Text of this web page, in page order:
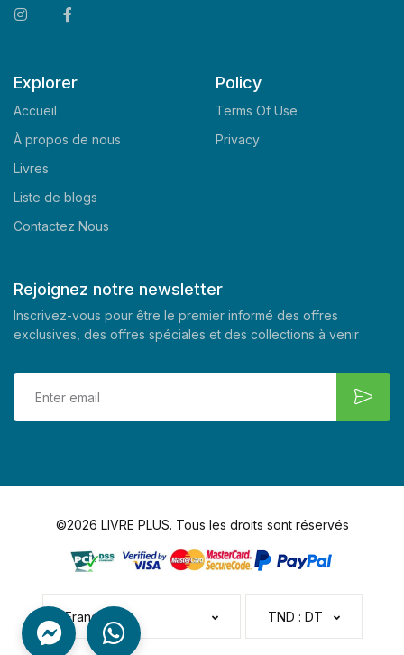
Explorer
Accueil
À propos de nous
Livres
Liste de blogs
Contactez Nous
Policy
Terms Of Use
Privacy
Rejoignez notre newsletter
Inscrivez-vous pour être le premier informé des offres
exclusives, des offres spéciales et des collections à venir
©2026 LIVRE PLUS. Tous les droits sont réservés
Français TND : DT